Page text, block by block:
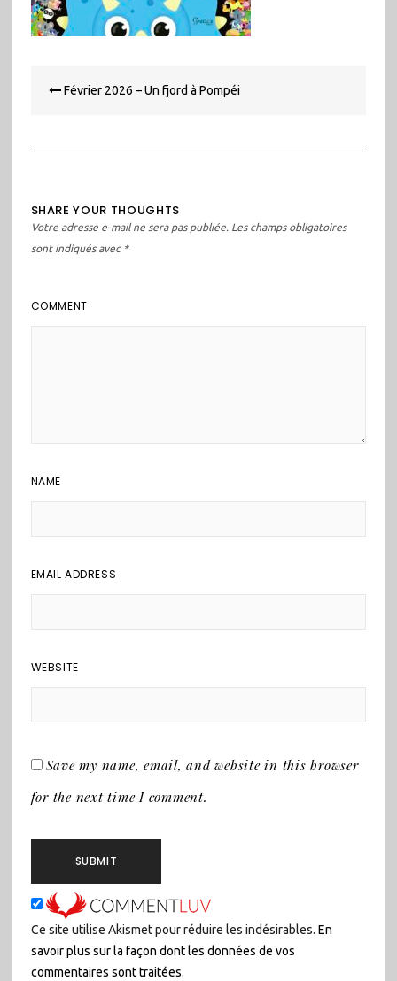
de Février 2026 – Un fjord à Pompéi
SHARE YOUR THOUGHTS
Votre adresse e-mail ne sera pas publiée. Les champs obligatoires
sont indiqués avec *
COMMENT
NAME
EMAIL ADDRESS
WEBSITE
Save my name, email, and website in this browser
for the next time I comment.
Ce site utilise Akismet pour réduire les indésirables. En
savoir plus sur la façon dont les données de vos
commentaires sont traitées.